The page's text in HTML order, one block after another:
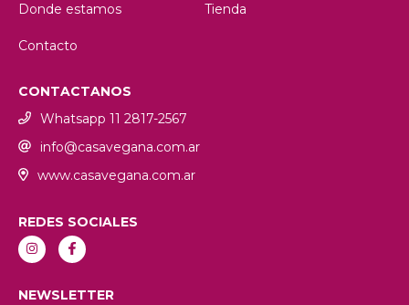
Donde estamos Tienda
Contacto
CONTACTANOS
Whatsapp 11 2817-2567
info@casavegana.com.ar
www.casavegana.com.ar
REDES SOCIALES
NEWSLETTER